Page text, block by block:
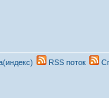
RSS поток